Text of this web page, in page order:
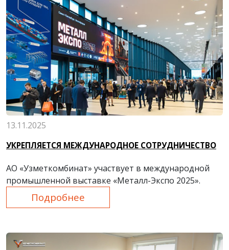
13.11.2025
УКРЕПЛЯЕТСЯ МЕЖДУНАРОДНОЕ СОТРУДНИЧЕСТВО
АО «Узметкомбинат» участвует в международной
промышленной выставке «Металл-Экспо 2025».
Подробнее